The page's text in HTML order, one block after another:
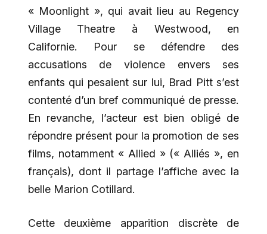
« Moonlight », qui avait lieu au Regency
Village Theatre à Westwood, en
Californie. Pour se défendre des
accusations de violence envers ses
enfants qui pesaient sur lui, Brad Pitt s’est
contenté d’un bref communiqué de presse.
En revanche, l’acteur est bien obligé de
répondre présent pour la promotion de ses
films, notamment « Allied » (« Alliés », en
français), dont il partage l’affiche avec la
belle Marion Cotillard.
Cette deuxième apparition discrète de